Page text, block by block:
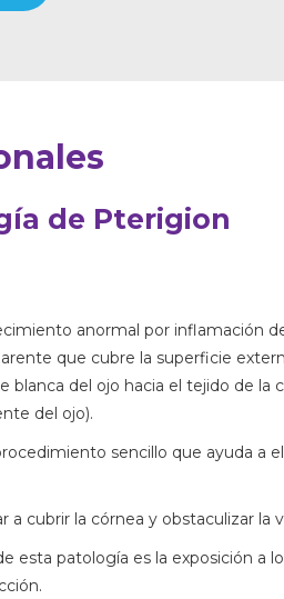
de Pterigion
anormal por inflamación
que cubre la superficie
blanca del ojo hacia el tejido de la
del ojo).
sencillo que ayuda a
a cubrir la córnea y obstaculizar la
esta patología es la exposición a